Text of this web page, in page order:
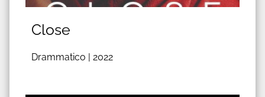
Close
Drammatico | 2022